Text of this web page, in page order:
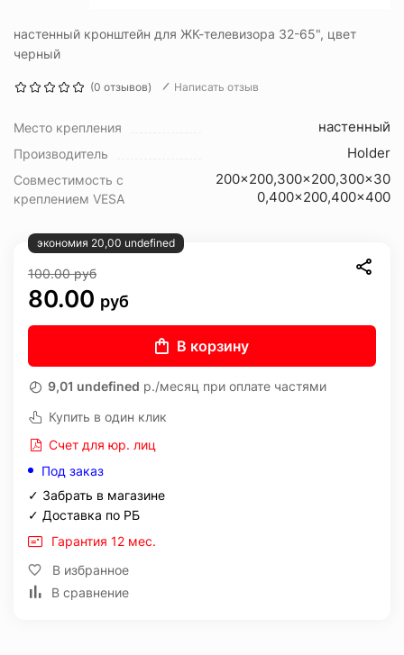
настенный кронштейн для ЖК-телевизора 32-65", цвет
черный
(0 отзывов) Написать отзыв
Место крепления настенный
Производитель Holder
Совместимость с
креплением VESA
200x200,300x200,300x30
0,400x200,400x400
экономия 20,00 undefined
100.00руб
80.00 руб
В корзину
9,01 undefined р./месяц при оплате частями
Купить в один клик
Счет для юр. лиц
Под заказ
✓ Забрать в магазине
✓ Доставка по РБ
Гарантия 12 мес.
В избранное
В сравнение